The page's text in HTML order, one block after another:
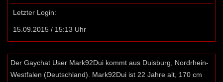
Letzter Login:
15.09.2015 / 15:13 Uhr
Der Gaychat User Mark92Dui kommt aus Duisburg, Nordrhein-
Westfalen (Deutschland). Mark92Dui ist 22 Jahre alt, 170 cm